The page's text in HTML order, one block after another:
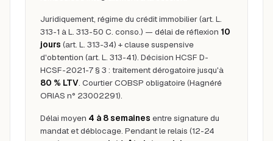
Juridiquement, régime du crédit immobilier (art. L.
313-1 à L. 313-50 C. conso.) — délai de réflexion 10
jours (art. L. 313-34) + clause suspensive
d'obtention (art. L. 313-41). Décision HCSF D-
HCSF-2021-7 § 3 : traitement dérogatoire jusqu'à
80 % LTV. Courtier COBSP obligatoire (Hagnéré
ORIAS n° 23002291).
Délai moyen 4 à 8 semaines entre signature du
mandat et déblocage. Pendant le relais (12-24